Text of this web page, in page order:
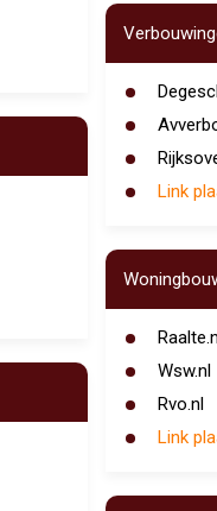
Link
Wsw.nl
Rvo.nl
Link